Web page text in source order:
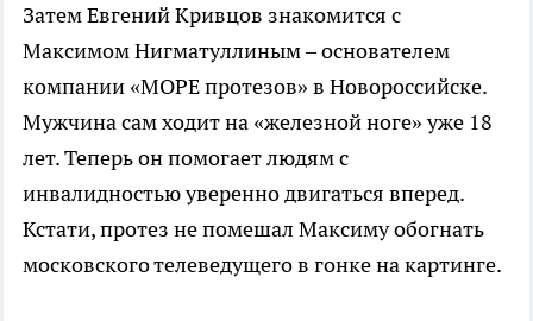
Затем Евгений Кривцов знакомится с
Максимом Нигматуллиным – основателем
компании «МОРЕ протезов» в Новороссийске.
Мужчина сам ходит на «железной ноге» уже 18
лет. Теперь он помогает людям с
инвалидностью уверенно двигаться вперед.
Кстати, протез не помешал Максиму обогнать
московского телеведущего в гонке на картинге.